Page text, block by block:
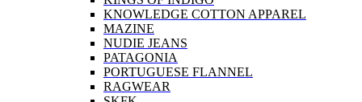
KNOWLEDGE COTTON APPAREL
MAZINE
NUDIE JEANS
PATAGONIA
PORTUGUESE FLANNEL
RAGWEAR